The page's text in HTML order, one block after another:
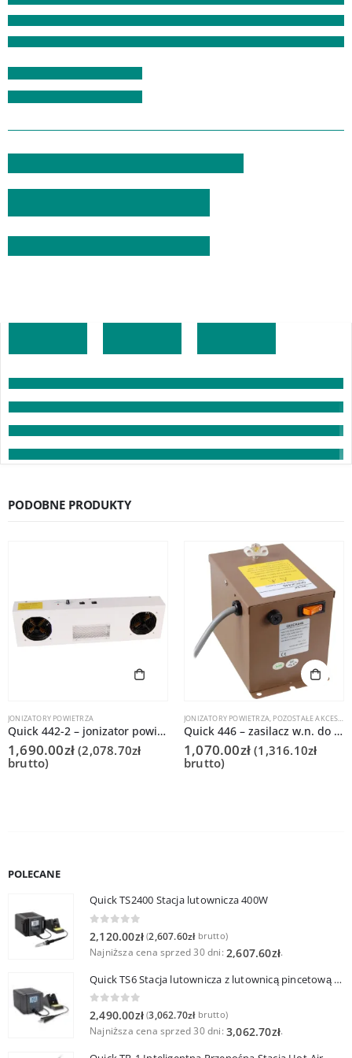
PODOBNE PRODUKTY
JONIZATORY POWIETRZA
Quick 442-2 – jonizator powietrza
1,690.00zł (2,078.70zł
brutto)
JONIZATORY POWIETRZA, POZOSTAŁE AKCESORIA
Quick 446 – zasilacz w.n. do jonizatora Q445/D (2 kanałowy)
1,070.00zł (1,316.10zł
brutto)
POLECANE
Quick TS2400 Stacja lutownicza 400W
2,120.00zł (2,607.60złbrutto)
Najniższa cena sprzed 30 dni: 2,607.60zł.
Quick TS6 Stacja lutownicza z lutownicą pincetową 60W
0 out of 5
2,490.00zł (3,062.70złbrutto)
Najniższa cena sprzed 30 dni: 3,062.70zł.